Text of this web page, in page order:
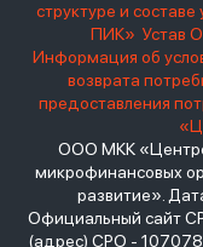
структуре и
ПИК» Устав
Информация об
возврата
предоставления
ООО МКК
микрофинансовых
развитие».
Официальный сайт
(адрес) СРО - 107078,